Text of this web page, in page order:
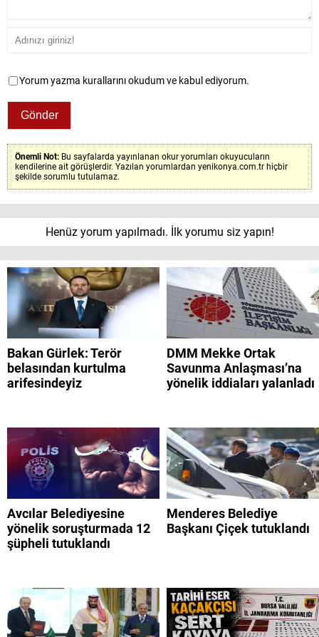
Yorum yazma kurallarını okudum ve kabul ediyorum.
Önemli Not: Bu sayfalarda yayınlanan okur yorumları okuyucuların
kendilerine ait görüşlerdir. Yazılan yorumlardan yenikonya.com.tr hiçbir
şekilde sorumlu tutulamaz.
Henüz yorum yapılmadı. İlk yorumu siz yapın!
Bakan Gürlek: Terör
belasından kurtulma
arifesindeyiz
DMM Mekke Ortak
Savunma Anlaşması’na
yönelik iddiaları yalanladı
Avcılar Belediyesine
yönelik soruşturmada 12
şüpheli tutuklandı
Menderes Belediye
Başkanı Çiçek tutuklandı